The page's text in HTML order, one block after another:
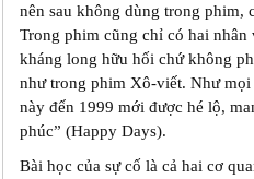
nên sau không dùng trong phim,
Trong phim cũng chỉ có hai
kháng long hữu hối chứ không
như trong phim Xô-viết. Như
này đến 1999 mới được hé lộ,
phúc” (Happy Days).
Bài học của sự cố là cả hai cơ